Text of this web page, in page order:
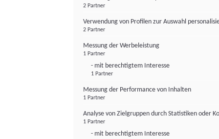
2 Partner
Verwendung von Profilen zur Auswahl
2 Partner
Messung der Werbeleistung
1 Partner
- mit berechtigtem Interesse
1 Partner
Messung der Performance von Inhalten
1 Partner
Analyse von Zielgruppen durch Statistiken oder
1 Partner
- mit berechtigtem Interesse